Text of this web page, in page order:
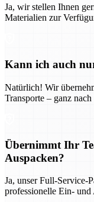
Ja, wir stellen Ihnen
Materialien zur
Kann ich auch
Natürlich! Wir
Transporte – ganz
Übernimmt Ihr
Auspacken?
Ja, unser Full-Service-
professionelle Ein- und